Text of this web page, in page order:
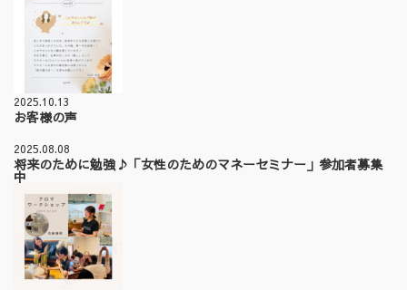
2025.10.13
お客様の声
2025.08.08
将来のために勉強♪「女性のためのマネーセミナー」参加者募集
中